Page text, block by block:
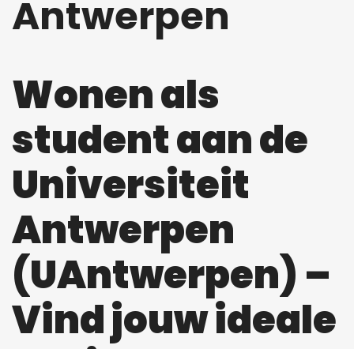
Antwerpen
Wonen als
student aan de
Universiteit
Antwerpen
(UAntwerpen) –
Vind jouw ideale